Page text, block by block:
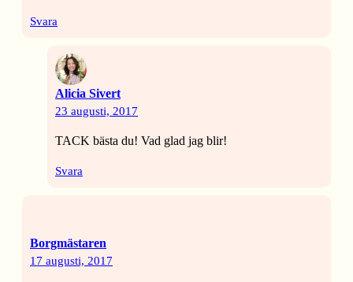
Svara
Alicia Sivert
23 augusti, 2017
TACK bästa du! Vad glad jag blir!
Svara
Borgmästaren
17 augusti, 2017